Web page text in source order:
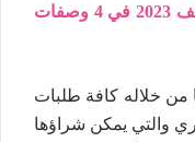
أفضل غداء سريع وغير مكلف 2023 في 4 وصفات
من خلاله كافة طلبات
والتي يمكن شراؤها